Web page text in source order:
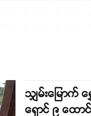
သျှမ်းမြောက်
ရှောင် ၉ ထော